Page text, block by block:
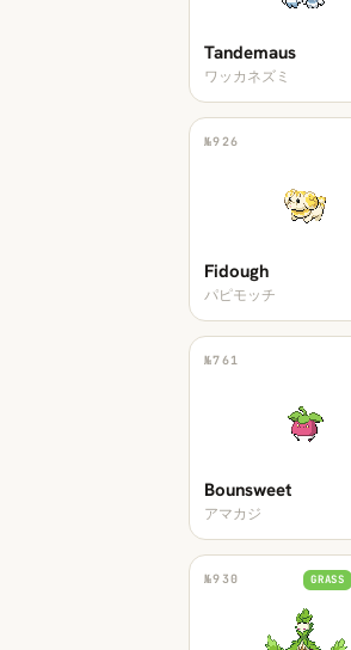
Tandemaus
ワッカネズミ
№926
Fidough
パピモッチ
№761
Bounsweet
アマカジ
№930 GRASS